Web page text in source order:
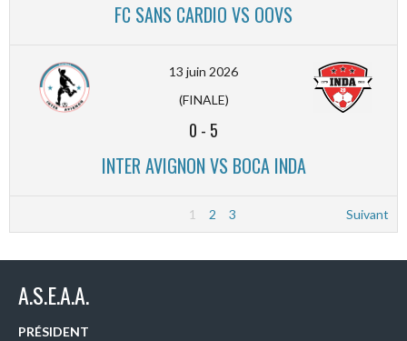
FC SANS CARDIO VS OOVS
13 juin 2026
(FINALE)
0 - 5
INTER AVIGNON VS BOCA INDA
1 2 3 Suivant
A.S.E.A.A.
PRÉSIDENT